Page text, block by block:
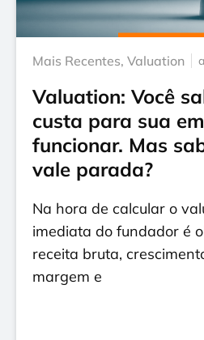
Mais Recentes, Valuation
Valuation: Você
custa para sua
funcionar. Mas
vale parada?
Na hora de calcular o
imediata do fundador é
receita bruta,
margem e